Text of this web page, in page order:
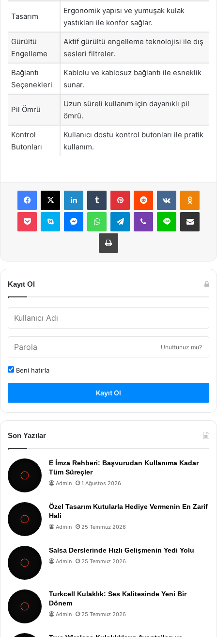
Tasarım
Ergonomik yapısı ve yumuşak kulak
yastıkları ile konfor sağlar.
Gürültü
Engelleme
Aktif gürültü engelleme teknolojisi ile dış
sesleri filtreler.
Bağlantı
Seçenekleri
Kablolu ve kablosuz bağlantı ile esneklik
sunar.
Pil Ömrü
Uzun süreli kullanım için dayanıklı pil
ömrü.
Kontrol
Butonları
Kullanıcı dostu kontrol butonları ile pratik
kullanım.
Facebook
X LinkedInTumblr PinterestReddit VKontakte
Pocket Skype MessengerWhatsAppTelegramViber Line E-Posta ile
Yazdır
Kayıt Ol
Unuttunuz mu?
Beni hatırla
Kayıt Ol
Son Yazılar
E İmza Rehberi: Başvurudan Kullanıma Kadar
Tüm Süreçler
Admin 1 Ağustos 2026
Özel Tasarım Kutularla Hediye Vermenin En Zarif
Hali
Admin 25 Temmuz 2026
Salsa Derslerinde Hızlı Gelişmenin Yedi Yolu
Admin 25 Temmuz 2026
Turkcell Kulaklık: Ses Kalitesinde Yeni Bir
Dönem
Admin 25 Temmuz 2026